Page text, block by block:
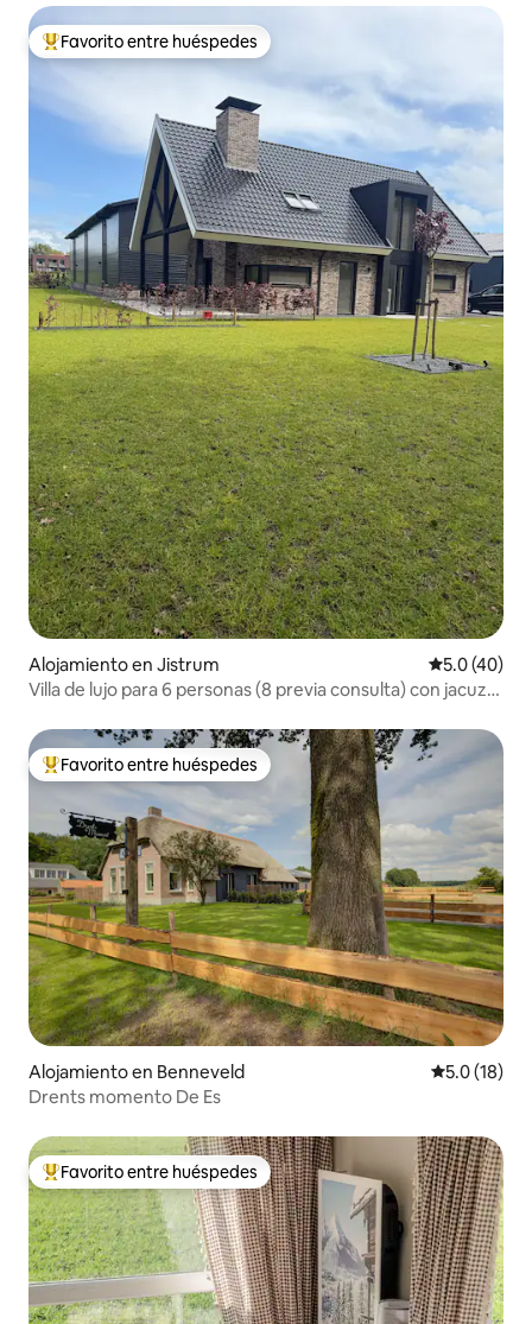
Favorito entre huéspedes preferido
Favorito entre huéspedes
Alojamiento en Jistrum Calificación
5.0 (40)
Villa de lujo para 6 personas (8 previa consulta) con jacuzzi
Favorito entre huéspedes preferido
Favorito entre huéspedes
Alojamiento en Benneveld Calificación
5.0 (18)
Drents momento De Es
Favorito entre huéspedes preferido
Favorito entre huéspedes